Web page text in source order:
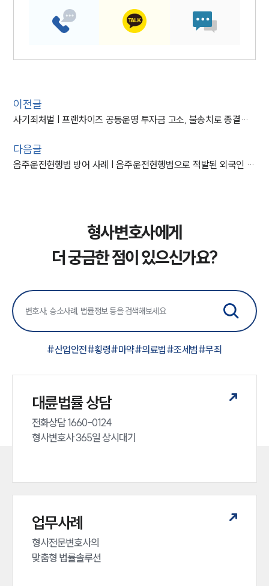
이전글
사기죄처벌 | 프랜차이즈 공동운영 투자금 고소, 불송치로 종결된 사례
다음글
음주운전현행범 방어 사례 | 음주운전현행범으로 적발된 외국인 선고유예
형사변호사에게
더 궁금한 점이 있으신가요?
#산업안전#횡령#마약#의료법#조세범#무죄
대륜법률 상담
전화상담 1660-0124
형사변호사 365일 상시대기
업무사례
형사전문변호사의
맞춤형 법률솔루션